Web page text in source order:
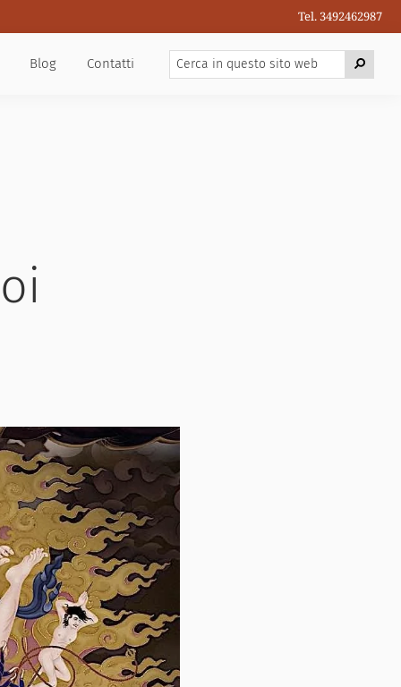
Tel. 3492462987
Blog Contatti
Cerca
in
questo
Cerca